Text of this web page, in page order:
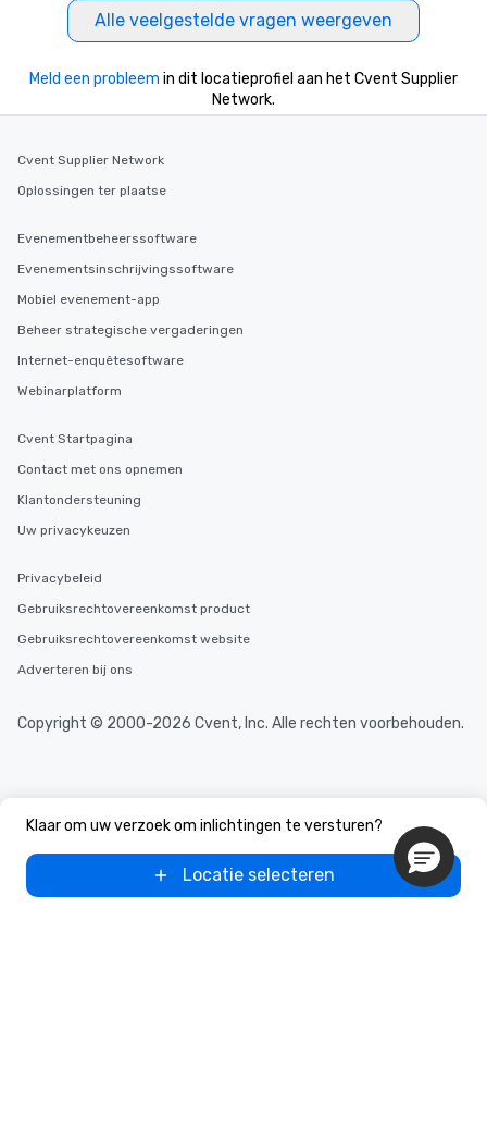
Alle veelgestelde vragen weergeven
Klaar om uw verzoek om inlichtingen te versturen?
Locatie selecteren
Meld een probleem in dit locatieprofiel aan het Cvent Supplier
Network.
Cvent Supplier Network
Oplossingen ter plaatse
Evenementbeheerssoftware
Evenementsinschrijvingssoftware
Mobiel evenement-app
Beheer strategische vergaderingen
Internet-enquêtesoftware
Webinarplatform
Cvent Startpagina
Contact met ons opnemen
Klantondersteuning
Uw privacykeuzen
Privacybeleid
Gebruiksrechtovereenkomst product
Gebruiksrechtovereenkomst website
Adverteren bij ons
Copyright © 2000-2026 Cvent, Inc. Alle rechten voorbehouden.